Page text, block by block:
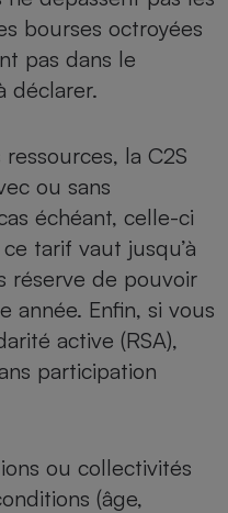
bourses octroyées
pas dans le
déclarer.
la C2S
ou sans
échéant, celle-ci
tarif vaut jusqu’à
réserve de pouvoir
année. Enfin, si vous
active (RSA),
participation
ou collectivités
(âge,